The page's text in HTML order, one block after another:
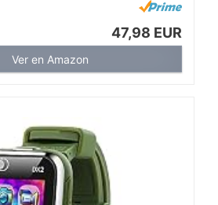
47,98 EUR
Ver en Amazon